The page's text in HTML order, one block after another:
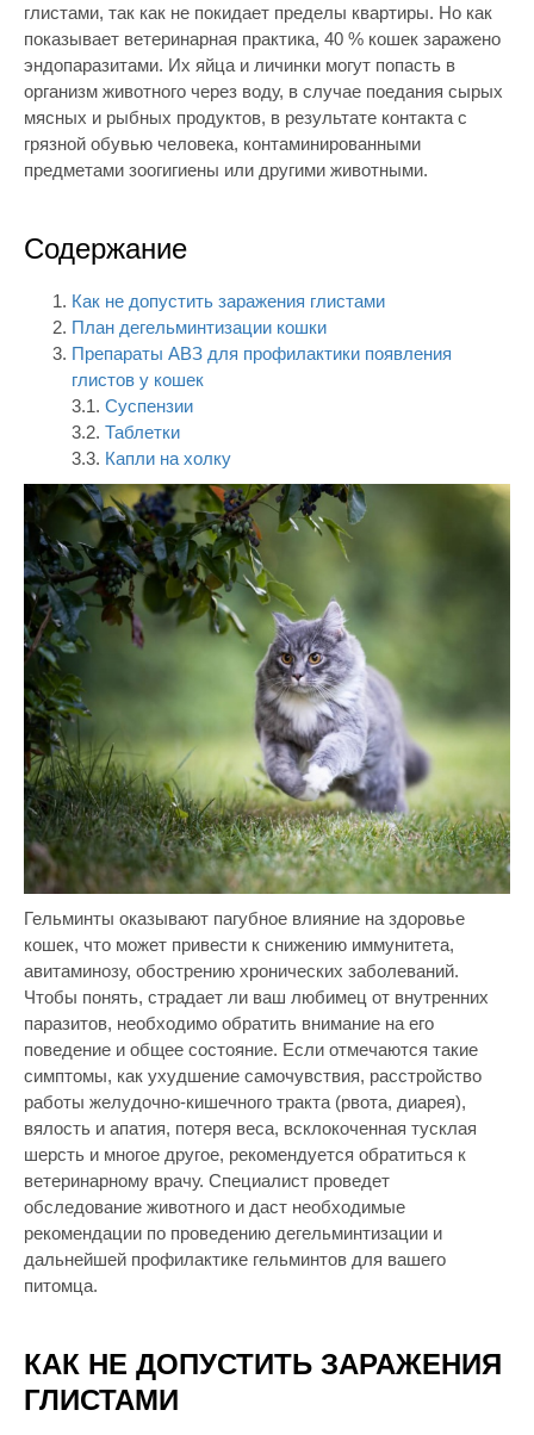
глистами, так как не покидает пределы квартиры. Но как
показывает ветеринарная практика, 40 % кошек заражено
эндопаразитами. Их яйца и личинки могут попасть в
организм животного через воду, в случае поедания сырых
мясных и рыбных продуктов, в результате контакта с
грязной обувью человека, контаминированными
предметами зоогигиены или другими животными.
Содержание
Как не допустить заражения глистами
План дегельминтизации кошки
Препараты АВЗ для профилактики появления
глистов у кошек
3.1. Суспензии
3.2. Таблетки
3.3. Капли на холку
Гельминты оказывают пагубное влияние на здоровье
кошек, что может привести к снижению иммунитета,
авитаминозу, обострению хронических заболеваний.
Чтобы понять, страдает ли ваш любимец от внутренних
паразитов, необходимо обратить внимание на его
поведение и общее состояние. Если отмечаются такие
симптомы, как ухудшение самочувствия, расстройство
работы желудочно-кишечного тракта (рвота, диарея),
вялость и апатия, потеря веса, всклокоченная тусклая
шерсть и многое другое, рекомендуется обратиться к
ветеринарному врачу. Специалист проведет
обследование животного и даст необходимые
рекомендации по проведению дегельминтизации и
дальнейшей профилактике гельминтов для вашего
питомца.
КАК НЕ ДОПУСТИТЬ ЗАРАЖЕНИЯ
ГЛИСТАМИ